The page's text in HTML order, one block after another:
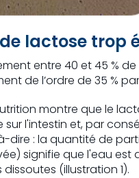
lactose trop
entre 40 et 45 %
de l’ordre de 35 % par
montre que le
l'intestin et, par
dire : la quantité de
signifie que l'eau
(illustration 1).